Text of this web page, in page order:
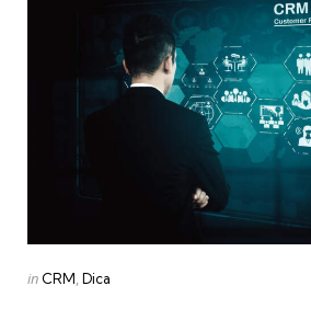
Categories
Posted
in CRM Dica